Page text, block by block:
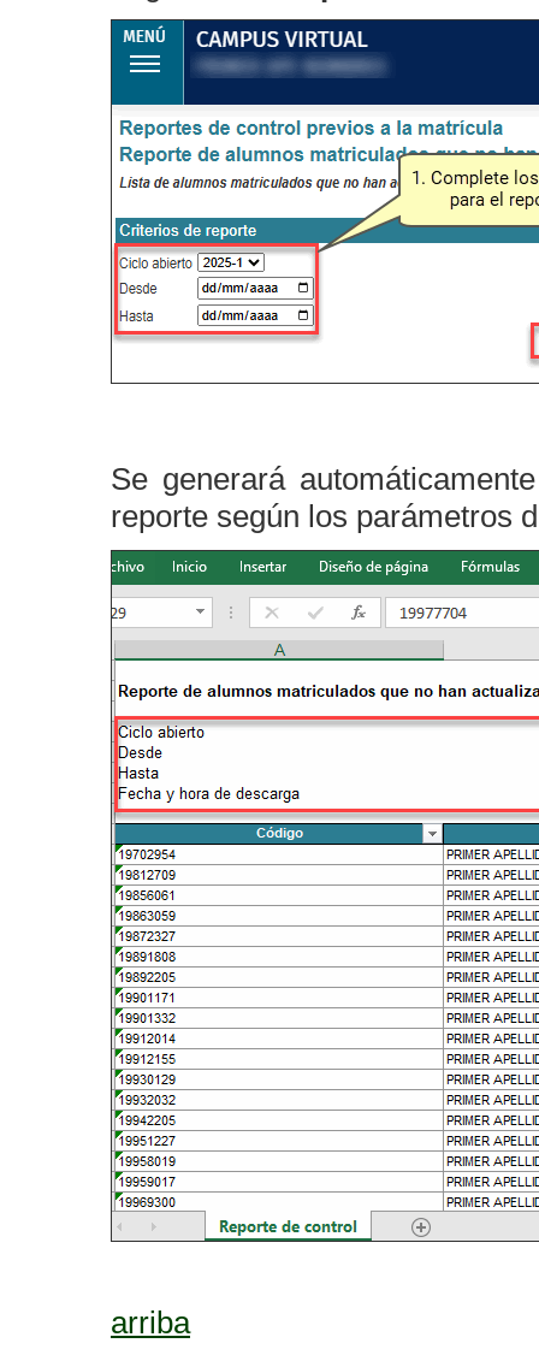
Se generará
reporte según los parámetros
arriba